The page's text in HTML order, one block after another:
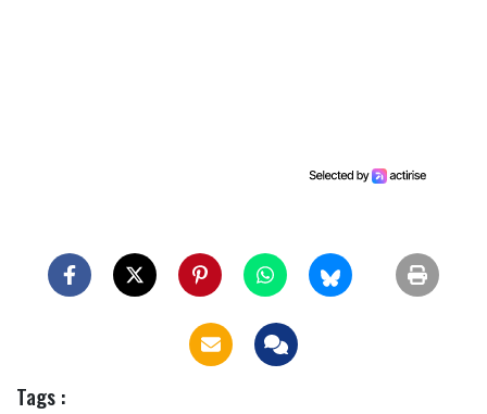
Tags :